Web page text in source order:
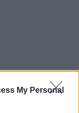
My Personal